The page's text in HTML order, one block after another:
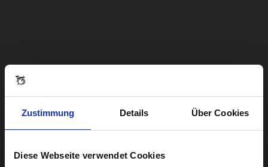
Zustimmung Details Über Cookies
Diese Webseite verwendet Cookies